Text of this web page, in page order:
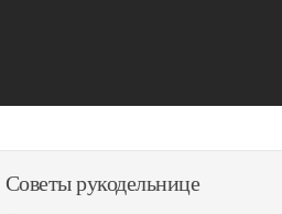
Советы рукодельнице